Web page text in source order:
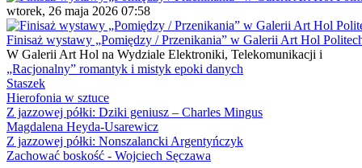
wtorek, 26 maja 2026 07:58
Finisaż wystawy „Pomiędzy / Przenikania” w Galerii Art Hol
W Galerii Art Hol na Wydziale Elektroniki, Telekomunikacji i
„Racjonalny” romantyk i mistyk epoki danych
Staszek
Hierofonia w sztuce
Z jazzowej półki: Dziki geniusz – Charles Mingus
Magdalena Heyda-Usarewicz
Z jazzowej półki: Nonszalancki Argentyńczyk
Zachować boskość - Wojciech Sęczawa